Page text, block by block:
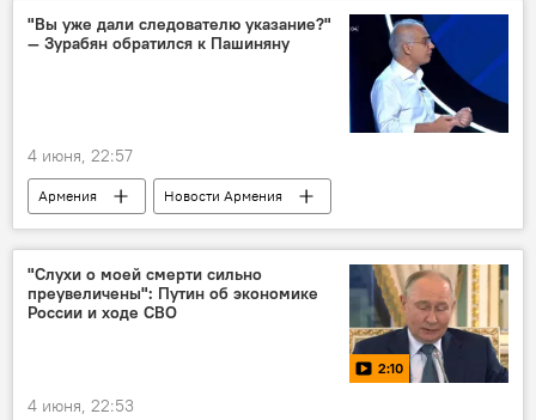
"Вы уже дали следователю указание?"
— Зурабян обратился к Пашиняну
4 июня, 22:57
Армения
Новости Армения
Общество
Пашинян Никол
Политика
"Слухи о моей смерти сильно
преувеличены": Путин об экономике
России и ходе СВО
2:10
4 июня, 22:53